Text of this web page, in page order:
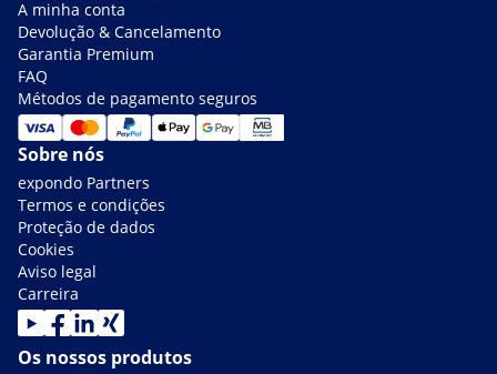
A minha conta
Devolução & Cancelamento
Garantia Premium
FAQ
Métodos de pagamento seguros
Sobre nós
expondo Partners
Termos e condições
Proteção de dados
Cookies
Aviso legal
Carreira
Os nossos produtos